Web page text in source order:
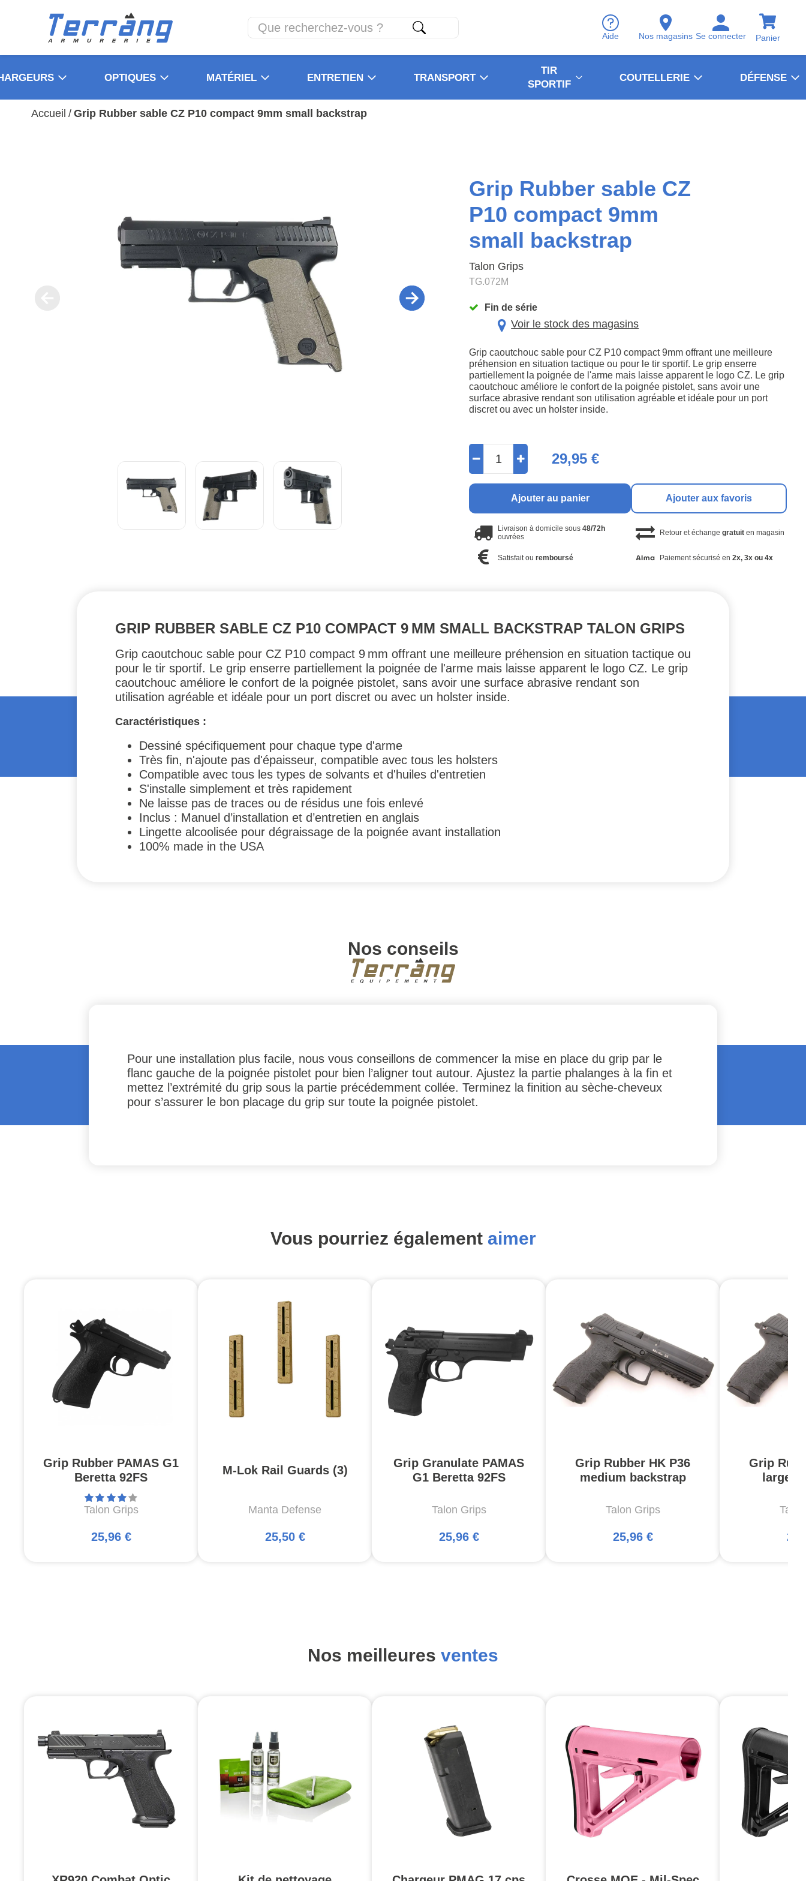
Aide Nos magasins Se connecter Panier
OPTIQUES MATÉRIEL ENTRETIEN TRANSPORT
TIR
SPORTIF
COUTELLERIE DÉFENSE
Accueil / Grip Rubber sable CZ P10 compact 9mm small backstrap
Grip Rubber sable CZ
P10 compact 9mm
small backstrap
Talon Grips
TG.072M
Fin de série
Voir le stock des magasins
Grip caoutchouc sable pour CZ P10 compact 9mm offrant une meilleure
préhension en situation tactique ou pour le tir sportif. Le grip enserre
partiellement la poignée de l'arme mais laisse apparent le logo CZ. Le grip
caoutchouc améliore le confort de la poignée pistolet, sans avoir une
surface abrasive rendant son utilisation agréable et idéale pour un port
discret ou avec un holster inside.
29,95 €
Ajouter au panier Ajouter aux favoris
Livraison à domicile sous48/72h
ouvrées
Retour et échange gratuiten magasin
Satisfait ouremboursé Paiement sécurisé en 2x, 3x ou 4x
GRIP RUBBER SABLE CZ P10 COMPACT 9 MM SMALL BACKSTRAP TALON GRIPS
Grip caoutchouc sable pour CZ P10 compact 9 mm offrant une meilleure préhension en situation tactique ou
pour le tir sportif. Le grip enserre partiellement la poignée de l'arme mais laisse apparent le logo CZ. Le grip
caoutchouc améliore le confort de la poignée pistolet, sans avoir une surface abrasive rendant son
utilisation agréable et idéale pour un port discret ou avec un holster inside.
Caractéristiques :
Dessiné spécifiquement pour chaque type d'arme
Très fin, n'ajoute pas d'épaisseur, compatible avec tous les holsters
Compatible avec tous les types de solvants et d'huiles d'entretien
S'installe simplement et très rapidement
Ne laisse pas de traces ou de résidus une fois enlevé
Inclus : Manuel d’installation et d’entretien en anglais
Lingette alcoolisée pour dégraissage de la poignée avant installation
100% made in the USA
Nos conseils
Pour une installation plus facile, nous vous conseillons de commencer la mise en place du grip par le
flanc gauche de la poignée pistolet pour bien l’aligner tout autour. Ajustez la partie phalanges à la fin et
mettez l’extrémité du grip sous la partie précédemment collée. Terminez la finition au sèche-cheveux
pour s’assurer le bon placage du grip sur toute la poignée pistolet.
Vous pourriez également aimer
Grip Rubber PAMAS G1
Beretta 92FS
Talon Grips
25,96 €
M-Lok Rail Guards (3)
Manta Defense
25,50 €
Grip Granulate PAMAS
G1 Beretta 92FS
Talon Grips
25,96 €
Grip Rubber HK P36
medium backstrap
Talon Grips
25,96 €
Grip
large
Nos meilleures ventes